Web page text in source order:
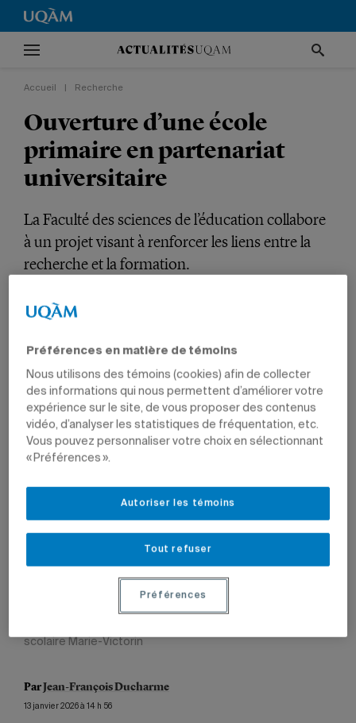
Accueil Recherche
Ouverture d’une école
primaire en partenariat
universitaire
La Faculté des sciences de l’éducation collabore
à un projet visant à renforcer les liens entre la
recherche et la formation.
RECHERCHE
La nouvelle école primaire, située à proximité du Quartier
Dix30 à Brossard, favorisera un maillage entre les
pratiques du terrain et les connaissances issues de la
scolaire Marie-Victorin
ParJean-François Ducharme
13 janvier 2026 à 14 h 56
Préférences en matière de témoins
Nous utilisons des témoins (cookies) afin de collecter
des informations qui nous permettent d’améliorer votre
expérience sur le site, de vous proposer des contenus
vidéo, d’analyser les statistiques de fréquentation, etc.
Vous pouvez personnaliser votre choix en sélectionnant
« Préférences ».
Tout refuser
Autoriser les témoins
Préférences